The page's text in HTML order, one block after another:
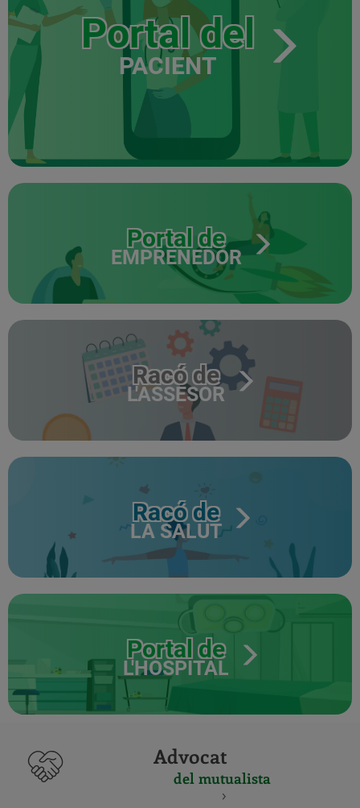
Portal del
PACIENT
Portal de
EMPRENEDOR
Racó de
L'ASSESOR
Racó de
LA SALUT
Portal de
L'HOSPITAL
Advocat
del mutualista